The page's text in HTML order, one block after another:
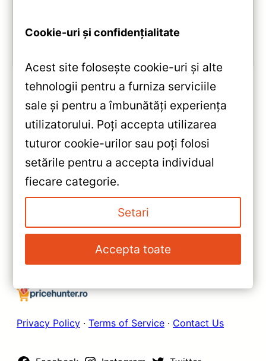
«Navigație Auto MOSS M2
Mercedes-Benz C Class W204
2008-2011 – 4+32GB, 9” IPS,
Octa-core 1.6GHz, Android 10,
4G, Bluetooth 5.1, DSP Avansat
Navigatie Auto MOSS M2
pentru Mazda MX-5 III NC
2008-2015 – 4+32GB, 9″ IPS,
Octa-core 1.6GHz, Android 4G,
Bluetooth 5.1, DSP Avansat
Privacy Policy · Terms of Service · Contact Us
Cookie-uri și confidențialitate
Acest site folosește cookie-uri și alte
tehnologii pentru a furniza serviciile
sale și pentru a îmbunătăți experiența
utilizatorului. Poți accepta utilizarea
tuturor cookie-urilor sau poți folosi
setările pentru a accepta individual
fiecare categorie.
Setari
Accepta toate